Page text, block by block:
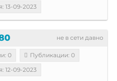
13-09-2023
не в сети давно
0
Публикации: 0
12-09-2023